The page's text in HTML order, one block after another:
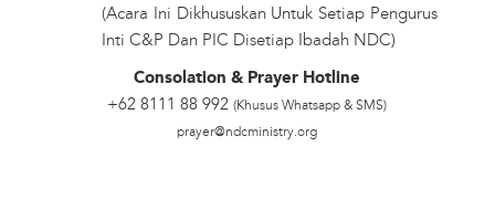
(Acara Ini Dikhususkan Untuk Setiap Pengurus
Inti C&P Dan PIC Disetiap Ibadah NDC)
Consolation & Prayer Hotline
+62 8111 88 992(Khusus Whatsapp & SMS)
prayer@ndcministry.org